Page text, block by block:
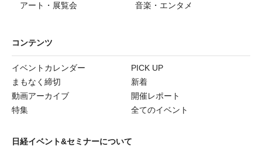
アート・展覧会
音楽・エンタメ
コンテンツ
イベントカレンダー
PICK UP
まもなく締切
新着
動画アーカイブ
開催レポート
特集
全てのイベント
日経イベント&セミナーについて